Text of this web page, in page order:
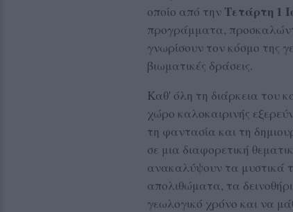
οποίο από την Τετάρτη 1
προγράμματα,
γνωρίσουν τον κόσμο της
βιωματικές δράσεις.
Καθ' όλη τη διάρκεια του
χώρο καλοκαιρινής
τη φαντασία και τη
σε μια διαφορετική
ανακαλύψουν τα μυστικά
απολιθώματα, τα
γεωλογικό χρόνο και να